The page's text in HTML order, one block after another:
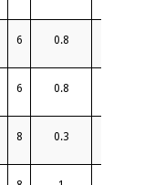
6 0.8
6 0.8
8 0.3